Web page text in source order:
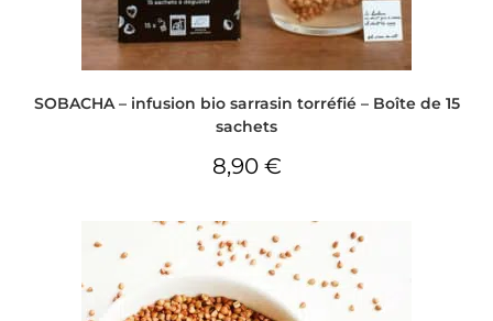
SOBACHA – infusion bio sarrasin torréfié – Boîte de 15
sachets
8,90 €